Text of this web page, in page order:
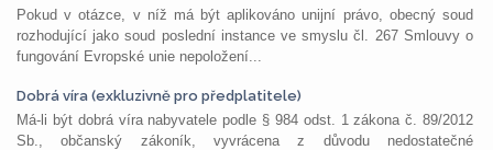
Pokud v otázce, v níž má být aplikováno unijní právo, obecný soud
rozhodující jako soud poslední instance ve smyslu čl. 267 Smlouvy o
fungování Evropské unie nepoložení...
Dobrá víra (exkluzivně pro předplatitele)
Má-li být dobrá víra nabyvatele podle § 984 odst. 1 zákona č. 89/2012
Sb., občanský zákoník, vyvrácena z důvodu nedostatečné